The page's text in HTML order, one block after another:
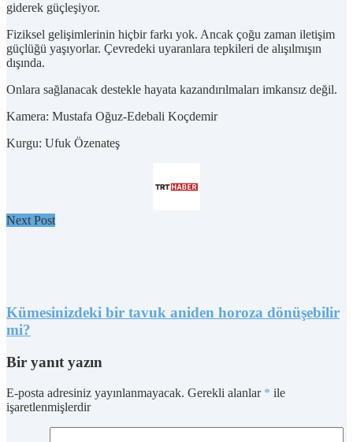
giderek güçleşiyor.
Fiziksel gelişimlerinin hiçbir farkı yok. Ancak çoğu zaman iletişim
güçlüğü yaşıyorlar. Çevredeki uyaranlara tepkileri de alışılmışın
dışında.
Onlara sağlanacak destekle hayata kazandırılmaları imkansız değil.
Kamera: Mustafa Oğuz-Edebali Koçdemir
Kurgu: Ufuk Özenateş
Next Post
Kümesinizdeki bir tavuk aniden horoza dönüşebilir
mi?
Bir yanıt yazın
E-posta adresiniz yayınlanmayacak. Gerekli alanlar * ile
işaretlenmişlerdir